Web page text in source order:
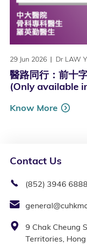
29 Jun 2026 Dr LAW
醫路同行：前十
(Only available
Know More
Contact Us
(852) 3946 6888
9 Chak Cheung
Territories,